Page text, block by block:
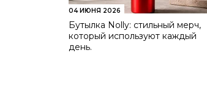
04 ИЮНЯ 2026
Бутылка Nolly: стильный мерч,
который используют каждый
день.